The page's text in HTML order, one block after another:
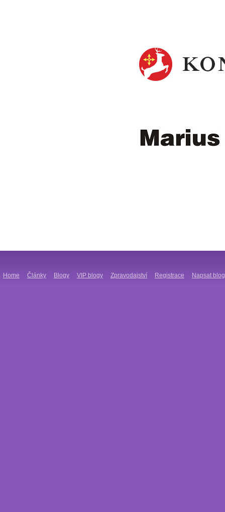
Home Články Blogy VIP blogy Zpravodajství Registrace Napsat blog